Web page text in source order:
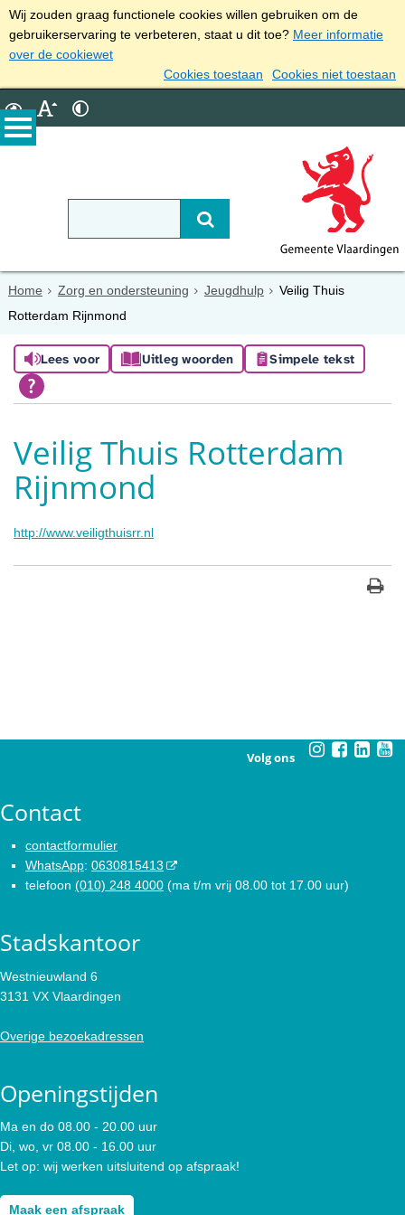
Wij zouden graag functionele cookies willen gebruiken om de
gebruikerservaring te verbeteren, staat u dit toe? Meer informatie
over de cookiewet
Cookies toestaan
Cookies niet toestaan
Home Zorg en ondersteuning Jeugdhulp
Veilig Thuis
Rotterdam Rijnmond
Lees voor Uitleg woorden Simpele tekst
Veilig Thuis Rotterdam
Rijnmond
http://www.veiligthuisrr.nl
Volg ons
Contact
contactformulier
WhatsApp: 0630815413
telefoon (010) 248 4000 (ma t/m vrij 08.00 tot 17.00 uur)
Stadskantoor
Westnieuwland 6
3131 VX Vlaardingen
Overige bezoekadressen
Openingstijden
Ma en do 08.00 - 20.00 uur
Di, wo, vr 08.00 - 16.00 uur
Let op: wij werken uitsluitend op afspraak!
Maak een afspraak